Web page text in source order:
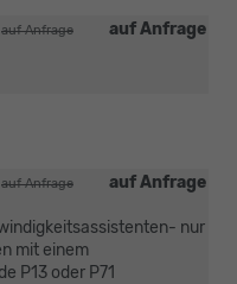
auf Anfrage
auf Anfrage
auf Anfrage
auf Anfrage
nur
mit einem
P13 oder P71